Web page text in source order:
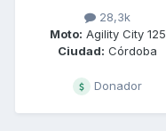
28,3k
Moto: Agility City 125
Ciudad: Córdoba
Donador